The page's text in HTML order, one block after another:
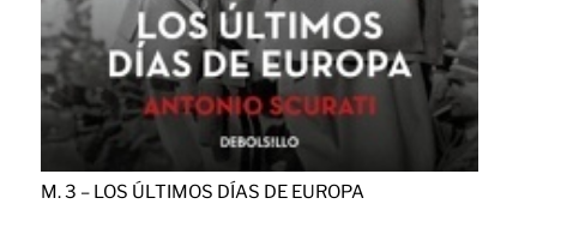
M. 3 – LOS ÚLTIMOS DÍAS DE EUROPA